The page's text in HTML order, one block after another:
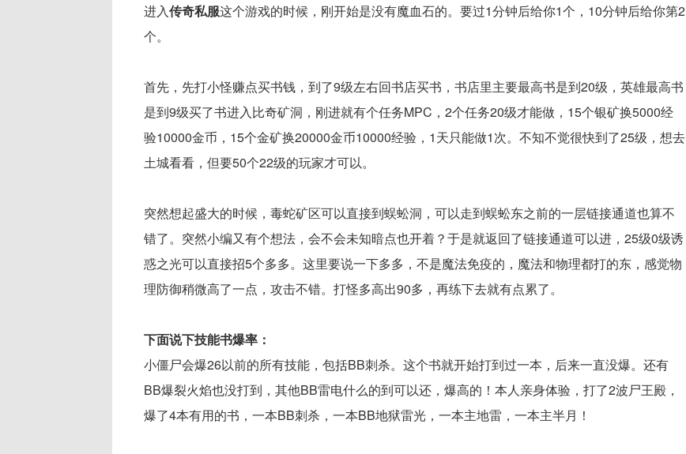
进入传奇私服这个游戏的时候，刚开始是没有魔血石的。要过1分钟后给你1个，10分钟后给你第2
个。
首先，先打小怪赚点买书钱，到了9级左右回书店买书，书店里主要最高书是到20级，英雄最高书
是到9级买了书进入比奇矿洞，刚进就有个任务MPC，2个任务20级才能做，15个银矿换5000经
验10000金币，15个金矿换20000金币10000经验，1天只能做1次。不知不觉很快到了25级，想去
土城看看，但要50个22级的玩家才可以。
突然想起盛大的时候，毒蛇矿区可以直接到蜈蚣洞，可以走到蜈蚣东之前的一层链接通道也算不
错了。突然小编又有个想法，会不会未知暗点也开着？于是就返回了链接通道可以进，25级0级诱
惑之光可以直接招5个多多。这里要说一下多多，不是魔法免疫的，魔法和物理都打的东，感觉物
理防御稍微高了一点，攻击不错。打怪多高出90多，再练下去就有点累了。
下面说下技能书爆率：
小僵尸会爆26以前的所有技能，包括BB刺杀。这个书就开始打到过一本，后来一直没爆。还有
BB爆裂火焰也没打到，其他BB雷电什么的到可以还，爆高的！本人亲身体验，打了2波尸王殿，
爆了4本有用的书，一本BB刺杀，一本BB地狱雷光，一本主地雷，一本主半月！